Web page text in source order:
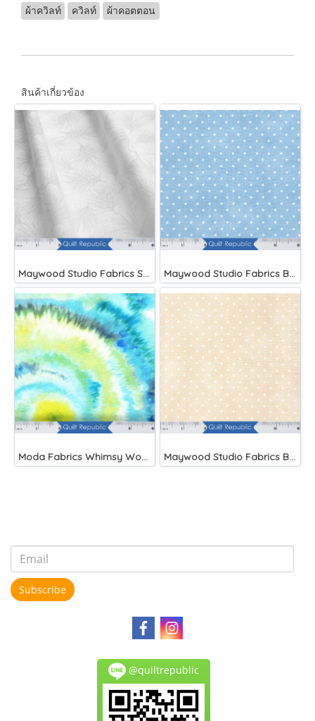
ผ้าควิลท์ ควิลท์ ผ้าคอตตอน
สินค้าเกี่ยวข้อง
Maywood Studio Fabrics Solitaire Whites Maywood Studio Fabrics Beautiful Basics Blue
Moda Fabrics Whimsy Wonderland Shakedown Street Spiral Breeze Maywood Studio Fabrics Beautiful Basics Cream
Subscribe
@quiltrepublic